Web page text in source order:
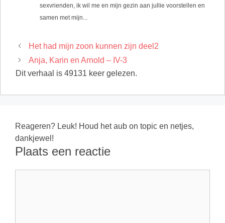
sexvrienden, ik wil me en mijn gezin aan jullie voorstellen en
samen met mijn...
Het had mijn zoon kunnen zijn deel2
Anja, Karin en Arnold – IV-3
Dit verhaal is 49131 keer gelezen.
Reageren? Leuk! Houd het aub on topic en netjes,
dankjewel!
Plaats een reactie